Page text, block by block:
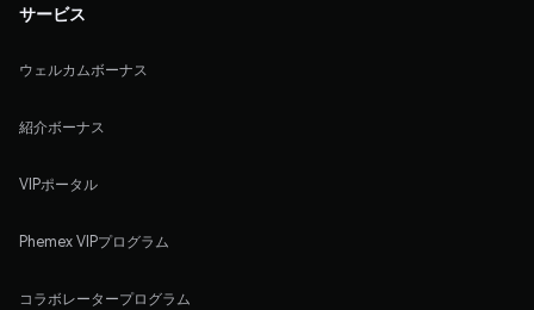
サービス
ウェルカムボーナス
紹介ボーナス
VIPポータル
Phemex VIPプログラム
コラボレータープログラム